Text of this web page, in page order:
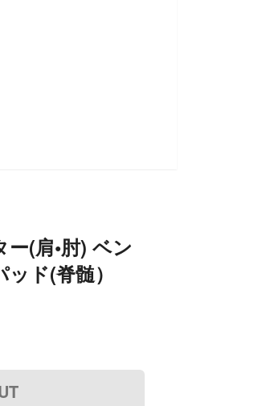
(肩•肘) ベン
ド(脊髄）